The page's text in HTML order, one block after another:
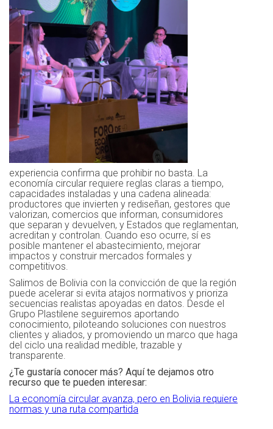
experiencia confirma que prohibir no basta. La
economía circular requiere reglas claras a tiempo,
capacidades instaladas y una cadena alineada:
productores que invierten y rediseñan, gestores que
valorizan, comercios que informan, consumidores
que separan y devuelven, y Estados que reglamentan,
acreditan y controlan. Cuando eso ocurre, sí es
posible mantener el abastecimiento, mejorar
impactos y construir mercados formales y
competitivos.
Salimos de Bolivia con la convicción de que la región
puede acelerar si evita atajos normativos y prioriza
secuencias realistas apoyadas en datos. Desde el
Grupo Plastilene seguiremos aportando
conocimiento, piloteando soluciones con nuestros
clientes y aliados, y promoviendo un marco que haga
del ciclo una realidad medible, trazable y
transparente.
¿Te gustaría conocer más? Aquí te dejamos otro
recurso que te pueden interesar:
La economía circular avanza, pero en Bolivia requiere
normas y una ruta compartida